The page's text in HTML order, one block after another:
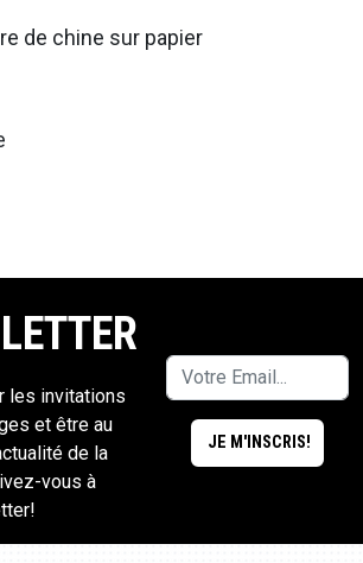
de chine sur papier
les invitations
et être au
de la
vous à